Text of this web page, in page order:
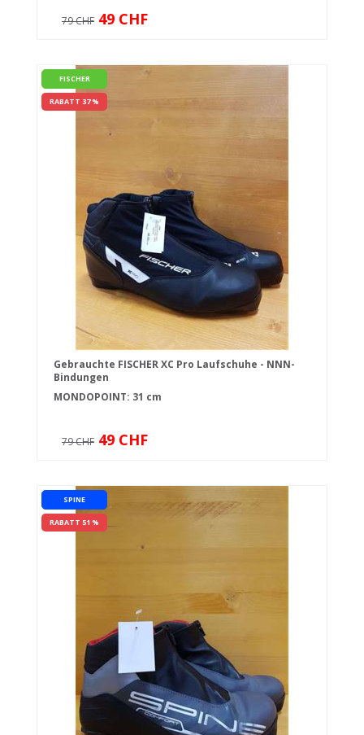
79 CHF 49 CHF
FISCHER
RABATT 37 %
Gebrauchte FISCHER XC Pro Laufschuhe - NNN-
Bindungen
MONDOPOINT: 31 cm
79 CHF 49 CHF
SPINE
RABATT 51 %